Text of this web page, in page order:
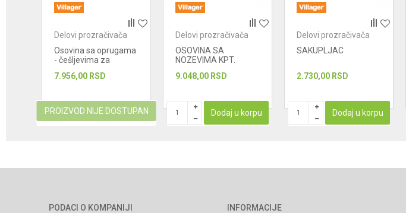
Delovi prozračivača
Osovina sa oprugama
- češljevima za
za travu Villager VPS...
7.956,00 RSD
PROIZVOD NIJE DOSTUPAN
Delovi prozračivača
OSOVINA SA
NOZEVIMA KPT.
9.048,00 RSD
Dodaj u korpu
Delovi prozračivača
SAKUPLJAC
2.730,00 RSD
Dodaj u korpu
PODACI O KOMPANIJI
INFORMACIJE